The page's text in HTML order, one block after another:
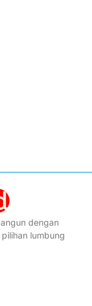
dengan
lumbung